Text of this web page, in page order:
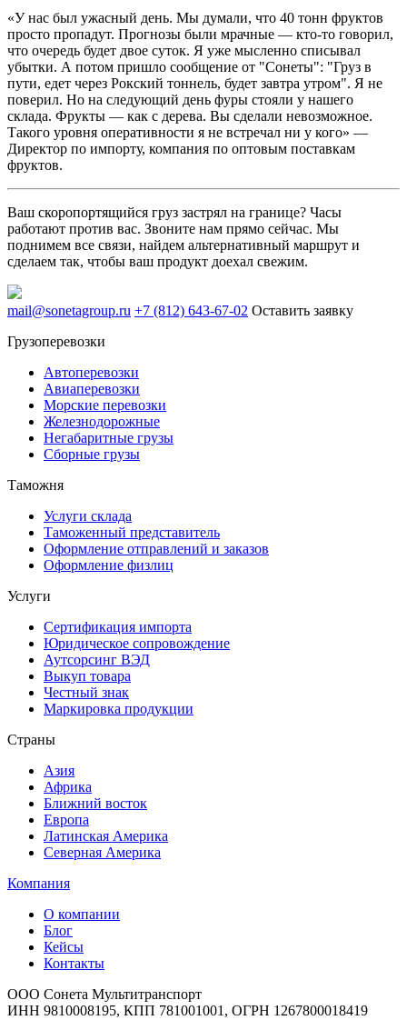
«У нас был ужасный день. Мы думали, что 40 тонн фруктов
просто пропадут. Прогнозы были мрачные — кто-то говорил,
что очередь будет двое суток. Я уже мысленно списывал
убытки. А потом пришло сообщение от "Сонеты": "Груз в
пути, едет через Рокский тоннель, будет завтра утром". Я не
поверил. Но на следующий день фуры стояли у нашего
склада. Фрукты — как с дерева. Вы сделали невозможное.
Такого уровня оперативности я не встречал ни у кого» —
Директор по импорту, компания по оптовым поставкам
фруктов.
Ваш скоропортящийся груз застрял на границе? Часы
работают против вас. Звоните нам прямо сейчас. Мы
поднимем все связи, найдем альтернативный маршрут и
сделаем так, чтобы ваш продукт доехал свежим.
mail@sonetagroup.ru +7 (812) 643-67-02 Оставить заявку
Грузоперевозки
Автоперевозки
Авиаперевозки
Морские перевозки
Железнодорожные
Негабаритные грузы
Сборные грузы
Таможня
Услуги склада
Таможенный представитель
Оформление отправлений и заказов
Оформление физлиц
Услуги
Сертификация импорта
Юридическое сопровождение
Аутсорсинг ВЭД
Выкуп товара
Честный знак
Маркировка продукции
Страны
Азия
Африка
Ближний восток
Европа
Латинская Америка
Северная Америка
Компания
О компании
Блог
Кейсы
Контакты
ООО Сонета Мультитранспорт
ИНН 9810008195, КПП 781001001, ОГРН 1267800018419